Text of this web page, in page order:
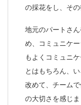
の採花をし、そ
地元のパートさ
め、コミュニケ
もよくコミュニ
とはもちろん、
改めて、チーム
の大切さを感じま